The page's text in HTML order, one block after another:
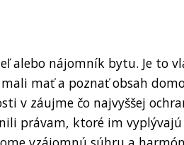
alebo nájomník bytu. Je to
mať a poznať obsah
v záujme čo najvyššej
právam, ktoré im vyplývajú